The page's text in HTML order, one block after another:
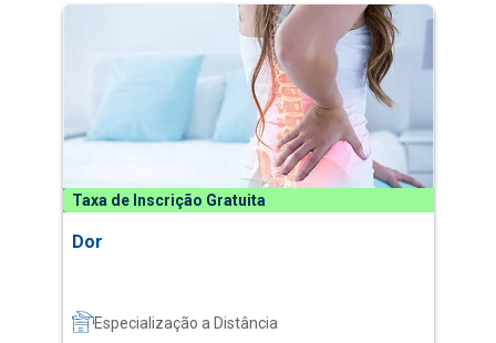
Taxa de Inscrição Gratuita
Dor
Especialização a Distância